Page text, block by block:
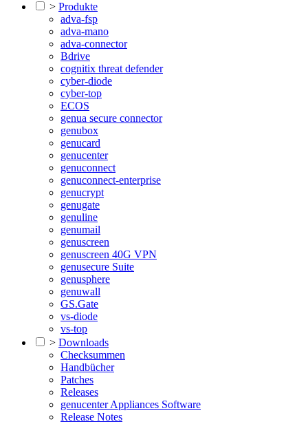
> Produkte
adva-fsp
adva-mano
adva-connector
Bdrive
cognitix threat defender
cyber-diode
cyber-top
ECOS
genua secure connector
genubox
genucard
genucenter
genuconnect
genuconnect-enterprise
genucrypt
genugate
genuline
genumail
genuscreen
genuscreen 40G VPN
genusecure Suite
genusphere
genuwall
GS.Gate
vs-diode
vs-top
> Downloads
Checksummen
Handbücher
Patches
Releases
genucenter Appliances Software
Release Notes